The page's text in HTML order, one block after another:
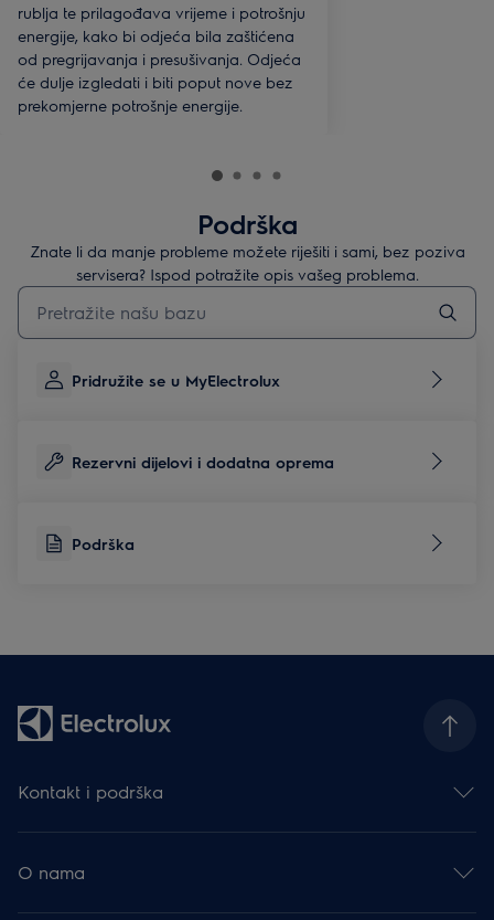
rublja te prilagođava vrijeme i potrošnju
energije, kako bi odjeća bila zaštićena
od pregrijavanja i presušivanja. Odjeća
će dulje izgledati i biti poput nove bez
prekomjerne potrošnje energije.
Podrška
Znate li da manje probleme možete riješiti i sami, bez poziva
servisera? Ispod potražite opis vašeg problema.
Upišite za pretraživanje članaka podrške
Pridružite se u MyElectrolux
Rezervni dijelovi i dodatna oprema
Podrška
Kontakt i podrška
Newsletter
Facebook
Instagram
O nama